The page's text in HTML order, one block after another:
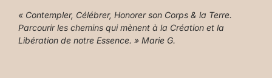
« Contempler, Célébrer, Honorer son Corps & la Terre.
Parcourir les chemins qui mènent à la Création et la
Libération de notre Essence. » Marie G.